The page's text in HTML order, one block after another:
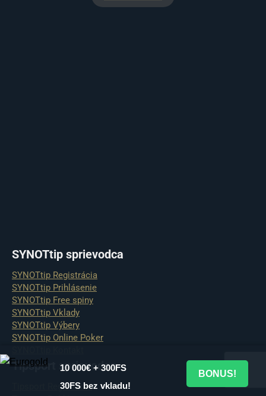
10 000€ + 300FS
30FS bez vkladu!
BONUS!
SYNOTtip sprievodca
SYNOTtip Registrácia
SYNOTtip Prihlásenie
SYNOTtip Free spiny
SYNOTtip Vklady
SYNOTtip Výbery
SYNOTtip Online Poker
Tipsport sprievodca
Tipsport Registrácia